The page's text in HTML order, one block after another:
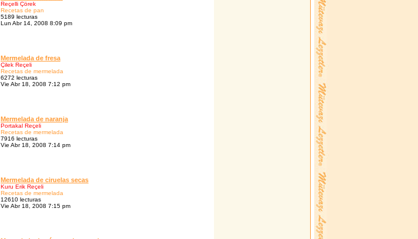
Reçelli Çörek
Recetas de pan
5189 lecturas
Lun Abr 14, 2008 8:09 pm
Mermelada de fresa
Çilek Reçeli
Recetas de mermelada
6272 lecturas
Vie Abr 18, 2008 7:12 pm
Mermelada de naranja
Portakal Reçeli
Recetas de mermelada
7916 lecturas
Vie Abr 18, 2008 7:14 pm
Mermelada de ciruelas secas
Kuru Erik Reçeli
Recetas de mermelada
12610 lecturas
Vie Abr 18, 2008 7:15 pm